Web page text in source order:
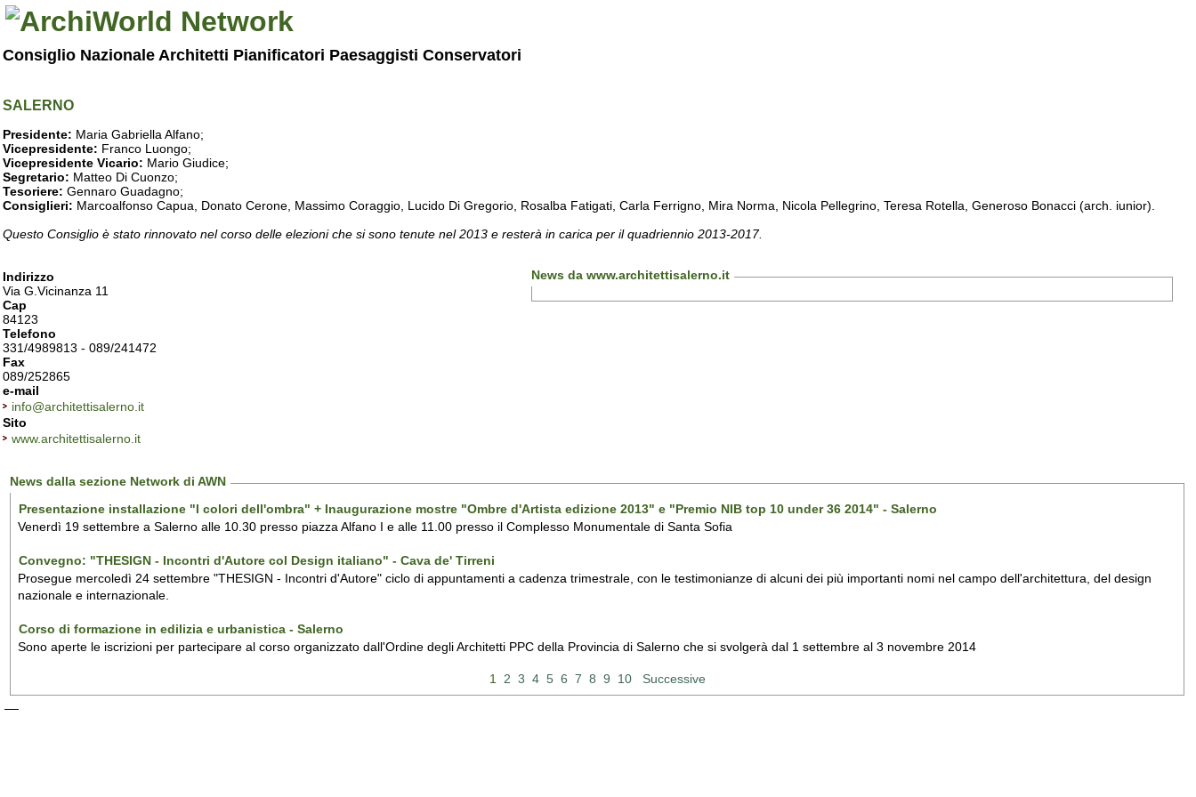
Consiglio Nazionale Architetti Pianificatori Paesaggisti Conservatori
SALERNO
Presidente: Maria Gabriella Alfano;
Vicepresidente: Franco Luongo;
Vicepresidente Vicario: Mario Giudice;
Segretario: Matteo Di Cuonzo;
Tesoriere: Gennaro Guadagno;
Consiglieri: Marcoalfonso Capua, Donato Cerone, Massimo Coraggio, Lucido Di Gregorio, Rosalba Fatigati, Carla Ferrigno, Mira Norma, Nicola Pellegrino, Teresa Rotella, Generoso Bonacci (arch. iunior).
Questo Consiglio è stato rinnovato nel corso delle elezioni che si sono tenute nel 2013 e resterà in carica per il quadriennio 2013-2017.
Indirizzo
Via G.Vicinanza 11
Cap
84123
Telefono
331/4989813 - 089/241472
Fax
089/252865
e-mail
info@architettisalerno.it
Sito
www.architettisalerno.it
News da www.architettisalerno.it
News dalla sezione Network di AWN
Presentazione installazione "I colori dell'ombra" + Inaugurazione mostre "Ombre d'Artista edizione 2013" e "Premio NIB top 10 under 36 2014" - Salerno
Venerdì 19 settembre a Salerno alle 10.30 presso piazza Alfano I e alle 11.00 presso il Complesso Monumentale di Santa Sofia
Convegno: "THESIGN - Incontri d'Autore col Design italiano" - Cava de' Tirreni
Prosegue mercoledì 24 settembre "THESIGN - Incontri d'Autore" ciclo di appuntamenti a cadenza trimestrale, con le testimonianze di alcuni dei più importanti nomi nel campo dell'architettura, del design
nazionale e internazionale.
Corso di formazione in edilizia e urbanistica - Salerno
Sono aperte le iscrizioni per partecipare al corso organizzato dall'Ordine degli Architetti PPC della Provincia di Salerno che si svolgerà dal 1 settembre al 3 novembre 2014
1 2 3 4 5 6 7 8 9 10 Successive